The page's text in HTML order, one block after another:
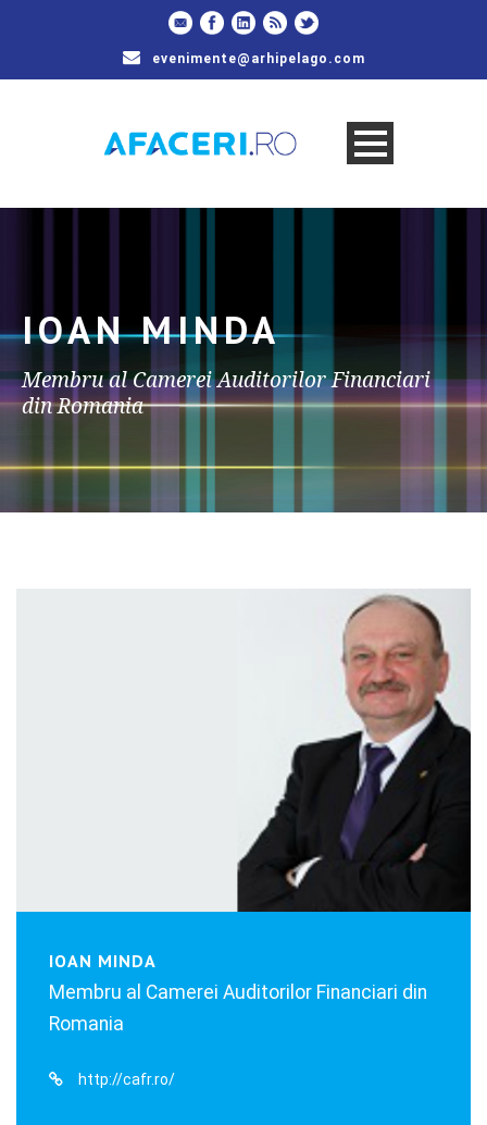
evenimente@arhipelago.com
IOAN MINDA
Membru al Camerei Auditorilor Financiari
din Romania
IOAN MINDA
Membru al Camerei Auditorilor Financiari din
Romania
http://cafr.ro/